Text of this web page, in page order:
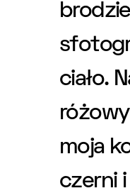
ciało.
moja
czerni